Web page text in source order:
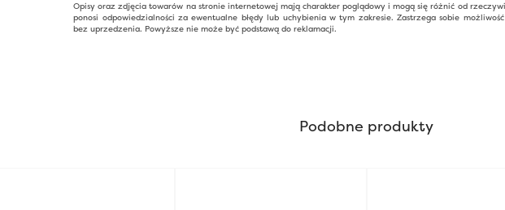
Opisy oraz zdjęcia towarów na stronie internetowej mają charakter poglądowy i mogą się różnić od
ponosi odpowiedzialności za ewentualne błędy lub uchybienia w tym zakresie. Zastrzega sobie
bez uprzedzenia. Powyższe nie może być podstawą do reklamacji.
Podobne produkty